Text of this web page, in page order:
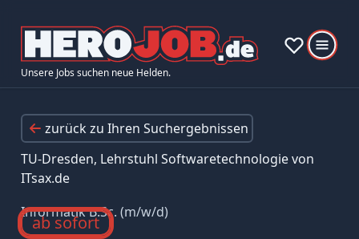
Unsere Jobs suchen neue Helden.
zurück zu Ihren Suchergebnissen
TU-Dresden, Lehrstuhl Softwaretechnologie von
ITsax.de
Informatik B.Sc. (m/w/d)
ab sofort